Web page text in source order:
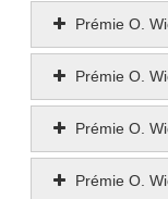
Prémie O.
Prémie O.
Prémie O.
Prémie O.